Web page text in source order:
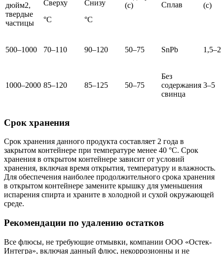
дюйм2,
твердые
частицы
(с)
Сплав
(с)
Сверху
°C
Снизу
°C
500–1000 70–110 90–120 50–75 SnPb
1000–2000 85–120 85–125 50–75
Без
содержания
свинца
3–5
Срок хранения
Срок хранения данного продукта составляет 2 года в
закрытом контейнере при температуре менее 40 °C. Срок
хранения в открытом контейнере зависит от условий
хранения, включая время открытия, температуру и влажность.
Для обеспечения наиболее продолжительного срока хранения
в открытом контейнере замените крышку для уменьшения
испарения спирта и храните в холодной и сухой окружающей
среде.
Рекомендации по удалению остатков
Все флюсы, не требующие отмывки, компании ООО «Остек-
Интегра», включая данный флюс, некоррозионны и не